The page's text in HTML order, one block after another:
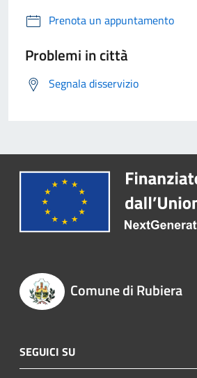
Prenota un appuntamento
Problemi in città
Segnala disservizio
Comune di Rubiera
SEGUICI SU